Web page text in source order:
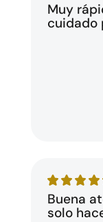
Muy
cuidado
Buena
solo